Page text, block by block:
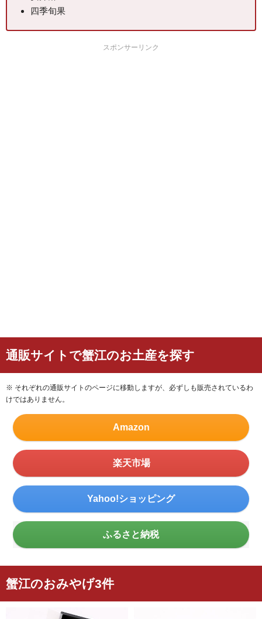
四季旬果
スポンサーリンク
通販サイトで蟹江のお土産を探す
※ それぞれの通販サイトのページに移動しますが、必ずしも販売されているわ
けではありません。
Amazon
楽天市場
Yahoo!ショッピング
ふるさと納税
蟹江のおみやげ3件